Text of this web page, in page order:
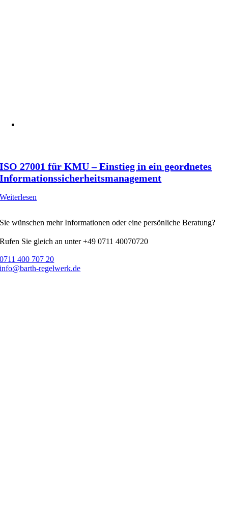
ISO 27001 für KMU – Einstieg in ein geordnetes
Informationssicherheitsmanagement
Weiterlesen
Sie wünschen mehr Informationen oder eine persönliche Beratung?
Rufen Sie gleich an unter +49 0711 40070720
0711 400 707 20
info@barth-regelwerk.de